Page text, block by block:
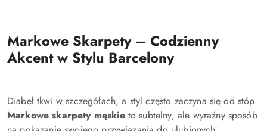
Markowe Skarpety – Codzienny
Akcent w Stylu Barcelony
Diabeł tkwi w szczegółach, a styl często zaczyna się od stóp.
Markowe skarpety męskieto subtelny, ale wyraźny sposób